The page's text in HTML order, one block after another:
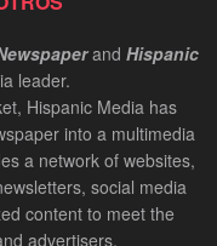
and Hispanic
leader.
Hispanic Media has
into a multimedia
a network of websites,
social media
content to meet the
advertisers.